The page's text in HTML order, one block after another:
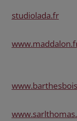
studiolada.fr